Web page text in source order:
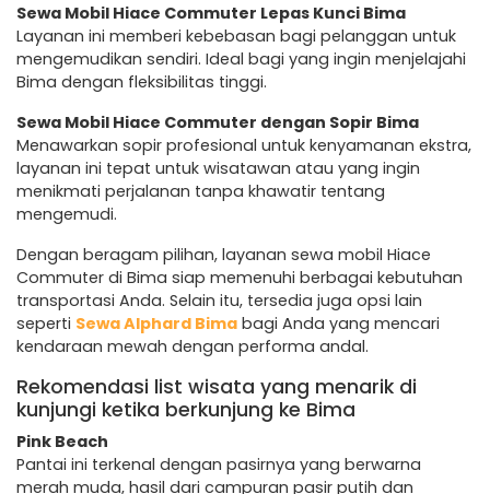
Sewa Mobil Hiace Commuter Lepas Kunci Bima
Layanan ini memberi kebebasan bagi pelanggan untuk
mengemudikan sendiri. Ideal bagi yang ingin menjelajahi
Bima dengan fleksibilitas tinggi.
Sewa Mobil Hiace Commuter dengan Sopir Bima
Menawarkan sopir profesional untuk kenyamanan ekstra,
layanan ini tepat untuk wisatawan atau yang ingin
menikmati perjalanan tanpa khawatir tentang
mengemudi.
Dengan beragam pilihan, layanan sewa mobil Hiace
Commuter di Bima siap memenuhi berbagai kebutuhan
transportasi Anda. Selain itu, tersedia juga opsi lain
seperti Sewa Alphard Bima bagi Anda yang mencari
kendaraan mewah dengan performa andal.
Rekomendasi list wisata yang menarik di
kunjungi ketika berkunjung ke Bima
Pink Beach
Pantai ini terkenal dengan pasirnya yang berwarna
merah muda, hasil dari campuran pasir putih dan